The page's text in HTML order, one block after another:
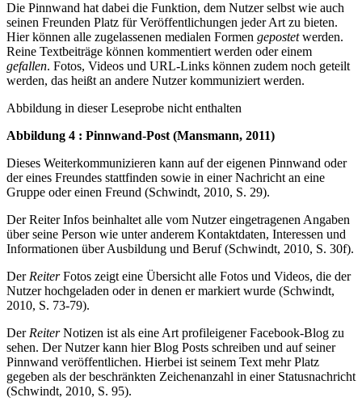
Die Pinnwand hat dabei die Funktion, dem Nutzer selbst wie auch
seinen Freunden Platz für Veröffentlichungen jeder Art zu bieten.
Hier können alle zugelassenen medialen Formen gepostetwerden.
Reine Textbeiträge können kommentiert werden oder einem
gefallen. Fotos, Videos und URL-Links können zudem noch geteilt
werden, das heißt an andere Nutzer kommuniziert werden.
Abbildung in dieser Leseprobe nicht enthalten
Abbildung 4 : Pinnwand-Post (Mansmann, 2011)
Dieses Weiterkommunizieren kann auf der eigenen Pinnwand oder
der eines Freundes stattfinden sowie in einer Nachricht an eine
Gruppe oder einen Freund (Schwindt, 2010, S. 29).
Der Reiter Infos beinhaltet alle vom Nutzer eingetragenen Angaben
über seine Person wie unter ande­rem Kontaktdaten, Interessen und
Informationen über Ausbildung und Beruf (Schwindt, 2010, S. 30f).
Der ReiterFotos zeigt eine Übersicht alle Fotos und Videos, die der
Nutzer hochgeladen oder in denen er markiert wurde (Schwindt,
2010, S. 73-79).
Der ReiterNotizen ist als eine Art profileigener Facebook-Blog zu
sehen. Der Nutzer kann hier Blog Posts schreiben und auf seiner
Pinnwand veröffentlichen. Hierbei ist seinem Text mehr Platz
gegeben als der beschränkten Zeichenanzahl in einer Statusnachricht
(Schwindt, 2010, S. 95).